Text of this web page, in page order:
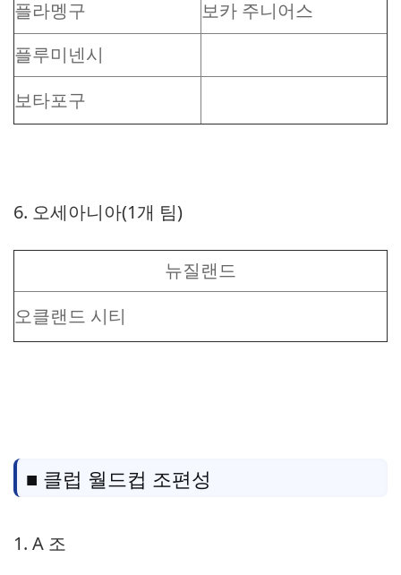
플라멩구
보카 주니어스
플루미넨시
보타포구
6. 오세아니아(1개 팀)
뉴질랜드
오클랜드 시티
■ 클럽 월드컵 조편성
1. A 조